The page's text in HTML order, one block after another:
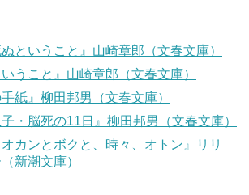
ぬということ』山崎章郎（文春文庫）
いうこと』山崎章郎（文春文庫）
紙』柳田邦男（文春文庫）
・脳死の11日』柳田邦男（文春文庫）
カンとボクと、時々、オトン』リリ
新潮文庫）